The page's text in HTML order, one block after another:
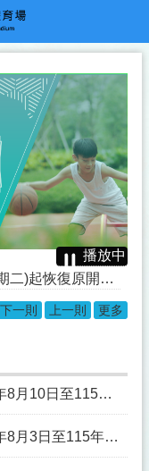
播放中
苗栗縣立體育場111年02月15日(星期二)起恢復原開放時段自每日05：00～22：00
本縣「遙控無人機飛航活動之區域-時間及其他管理事項」公告
全物體」公告
台」活動優惠活動
修正苗栗縣「遙控無人機飛航活動之區域-時間及其他管理事項」公告
下一則 上一則 更多
8月16日）活動一覽表
年8月9日）活動一覽表